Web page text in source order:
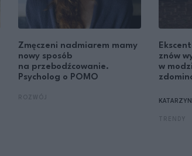
Zmęczeni nadmiarem mamy
nowy sposób
na przebodźcowanie.
Psycholog o POMO
znów
w